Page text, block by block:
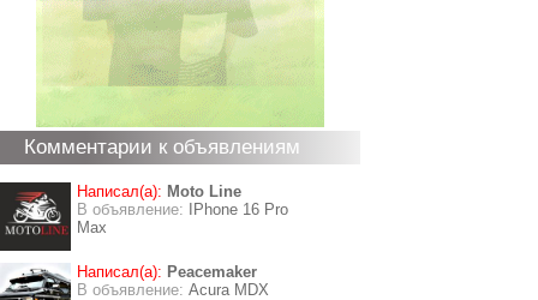
Комментарии к объявлениям
Написал(а): Moto Line
В объявление:
IPhone 16 Pro
Max
Написал(а): Peacemaker
В объявление: Acura MDX